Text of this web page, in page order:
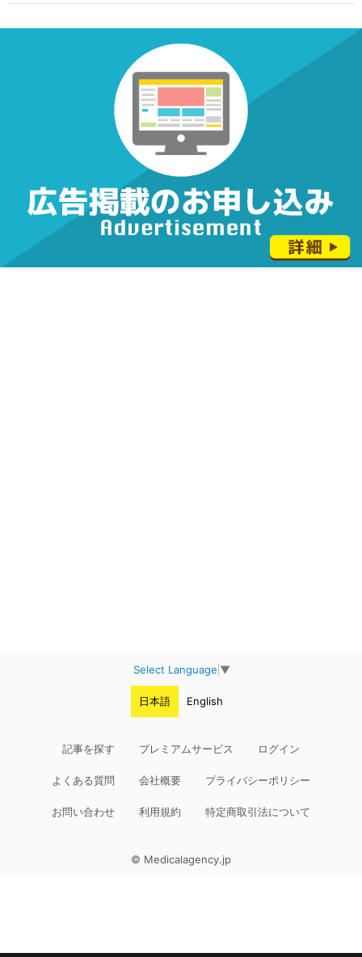
Select Language ▼
日本語 English
記事を探す プレミアムサービス ログイン
よくある質問 会社概要 プライバシーポリシー
お問い合わせ 利用規約 特定商取引法について
© Medicalagency.jp